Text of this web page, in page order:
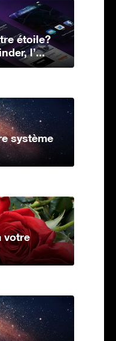
étoile?
l’...
système
votre